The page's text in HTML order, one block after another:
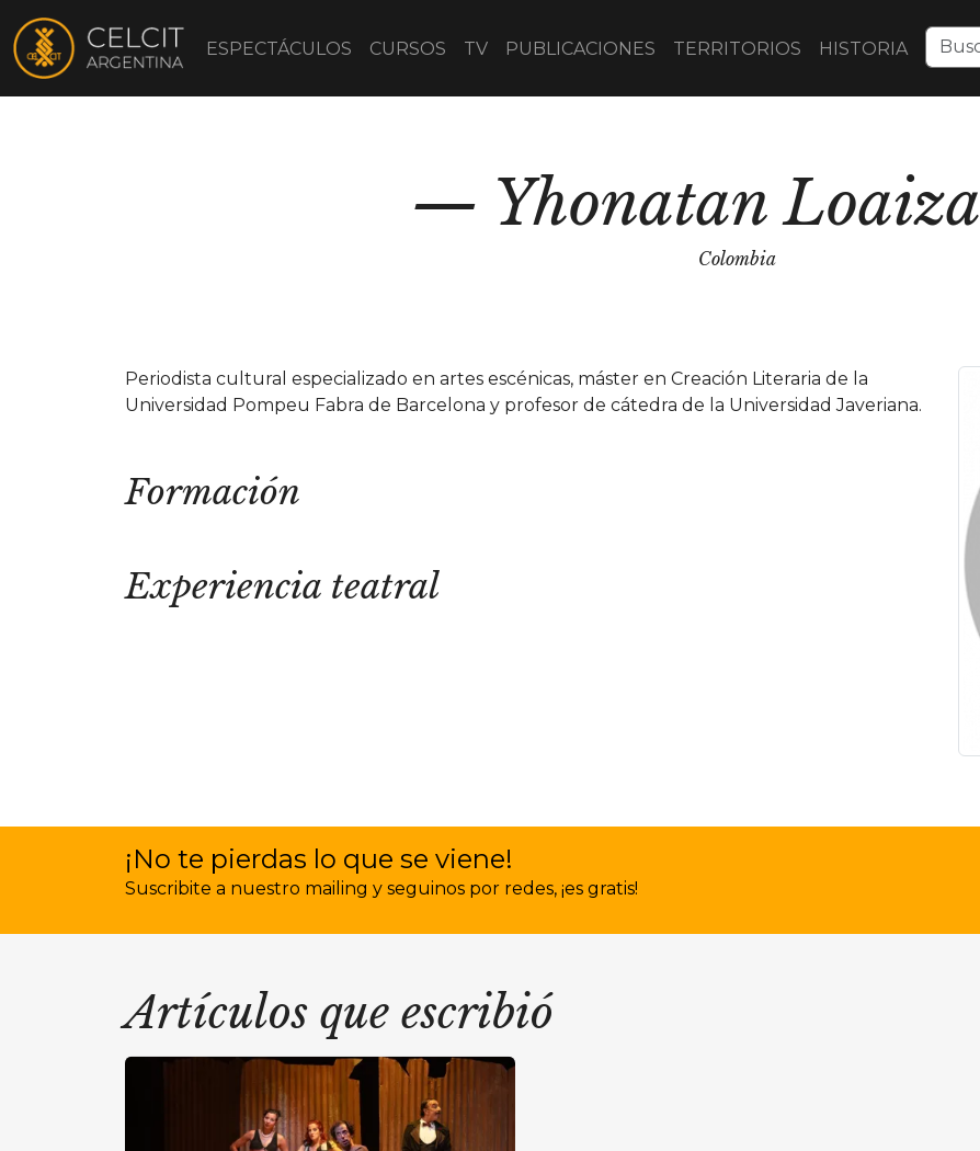
ESPECTÁCULOS CURSOS TV PUBLICACIONES TERRITORIOS HISTORIA
Yhonatan Loaiza
Colombia
Periodista cultural especializado en artes escénicas, máster en Creación Literaria de la
Universidad Pompeu Fabra de Barcelona y profesor de cátedra de la Universidad Javeriana.
Formación
Experiencia teatral
¡No te pierdas lo que se viene!
Suscribite a nuestro mailing y seguinos por redes, ¡es gratis!
Artículos que escribió